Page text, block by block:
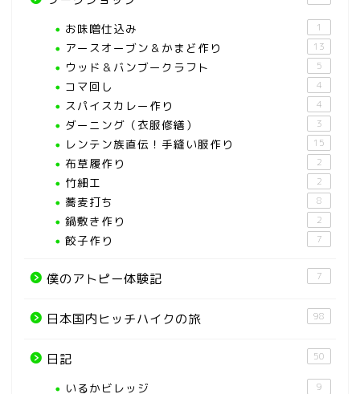
お味噌仕込み 1
アースオーブン＆かまど作り 13
ウッド＆バンブークラフト 5
コマ回し 4
スパイスカレー作り 4
ダーニング（衣服修繕） 3
レンテン族直伝！手縫い服作り 15
布草履作り 2
竹細工 2
蕎麦打ち 8
鍋敷き作り 2
餃子作り 7
僕のアトピー体験記 7
日本国内ヒッチハイクの旅 98
日記 50
いるかビレッジ 9